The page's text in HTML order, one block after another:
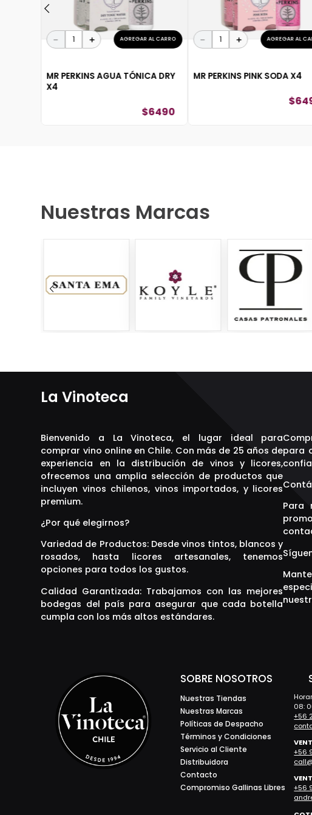
＋
－ AGREGAR AL CARRO
MR PERKINS AGUA TÓNICA DRY
X4
$6490
＋
－ AGREGAR AL
MR PERKINS PINK SODA X4
$
Nuestras Marcas
La Vinoteca
Bienvenido a La Vinoteca, el lugar ideal para
comprar vino online en Chile. Con más de 25 años de
experiencia en la distribución de vinos y licores,
ofrecemos una amplia selección de productos que
incluyen vinos chilenos, vinos importados, y licores
premium.
¿Por qué elegirnos?
Variedad de Productos: Desde vinos tintos, blancos y
rosados, hasta licores artesanales, tenemos
opciones para todos los gustos.
Calidad Garantizada: Trabajamos con las mejores
bodegas del país para asegurar que cada botella
cumpla con los más altos estándares.
para
Para
SOBRE NOSOTROS
Nuestras Tiendas
Nuestras Marcas
Políticas de Despacho
Términos y Condiciones
Servicio al Cliente
Distribuidora
Contacto
Compromiso Gallinas Libres
08:
+56
+56
+56